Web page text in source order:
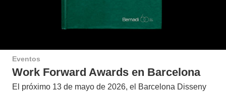
Eventos
Work Forward Awards en Barcelona
El próximo 13 de mayo de 2026, el Barcelona Disseny